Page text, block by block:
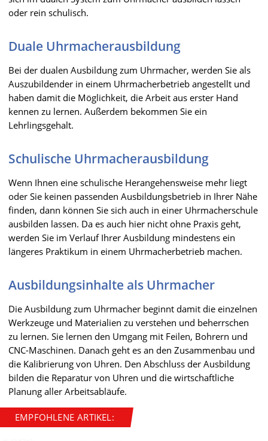
oder rein schulisch.
Duale Uhrmacherausbildung
Bei der dualen Ausbildung zum Uhrmacher, werden Sie als
Auszubildender in einem Uhrmacherbetrieb angestellt und
haben damit die Möglichkeit, die Arbeit aus erster Hand
kennen zu lernen. Außerdem bekommen Sie ein
Lehrlingsgehalt.
Schulische Uhrmacherausbildung
Wenn Ihnen eine schulische Herangehensweise mehr liegt
oder Sie keinen passenden Ausbildungsbetrieb in Ihrer Nähe
finden, dann können Sie sich auch in einer Uhrmacherschule
ausbilden lassen. Da es auch hier nicht ohne Praxis geht,
werden Sie im Verlauf Ihrer Ausbildung mindestens ein
längeres Praktikum in einem Uhrmacherbetrieb machen.
Ausbildungsinhalte als Uhrmacher
Die Ausbildung zum Uhrmacher beginnt damit die einzelnen
Werkzeuge und Materialien zu verstehen und beherrschen
zu lernen. Sie lernen den Umgang mit Feilen, Bohrern und
CNC-Maschinen. Danach geht es an den Zusammenbau und
die Kalibrierung von Uhren. Den Abschluss der Ausbildung
bilden die Reparatur von Uhren und die wirtschaftliche
Planung aller Arbeitsabläufe.
EMPFOHLENE ARTIKEL: